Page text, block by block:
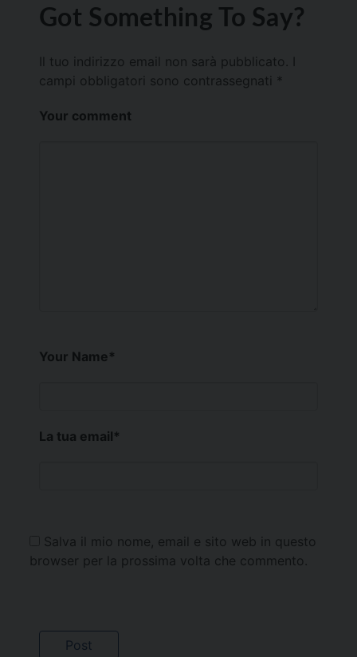
Got Something To Say?
Il tuo indirizzo email non sarà pubblicato.
campi obbligatori sono contrassegnati *
Your comment
Your Name*
La tua email*
Salva il mio nome, email e sito web in questo
browser per la prossima volta che commento.